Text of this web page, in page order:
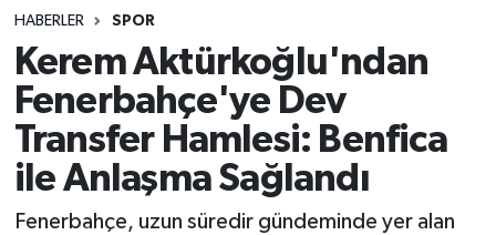
HABERLER SPOR
Kerem Aktürkoğlu'ndan
Fenerbahçe'ye Dev
Transfer Hamlesi: Benfica
ile Anlaşma Sağlandı
Fenerbahçe, uzun süredir gündeminde yer alan
EKONOMİ
SAĞLIK
Süper Lig Puan Durumu ve Fikstür
Tüm Manşetler
Son Dakika Haberleri
Haber Arşivi